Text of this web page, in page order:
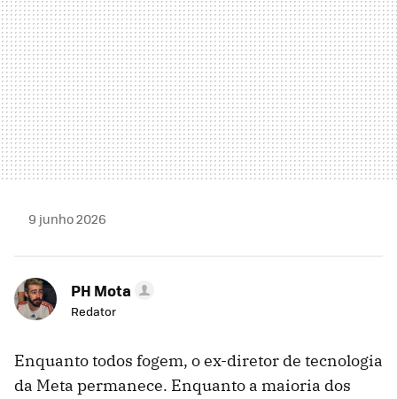
9 junho 2026
PH Mota
Redator
Enquanto todos fogem, o ex-diretor de tecnologia
da Meta permanece. Enquanto a maioria dos